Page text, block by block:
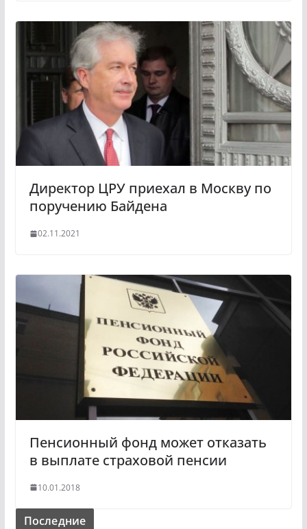
Директор ЦРУ приехал в Москву по
поручению Байдена
02.11.2021
Пенсионный фонд может отказать
в выплате страховой пенсии
10.01.2018
Последние